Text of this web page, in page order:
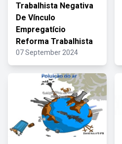
Trabalhista Negativa
De Vínculo
Empregatício
Reforma Trabalhista
07 September 2024